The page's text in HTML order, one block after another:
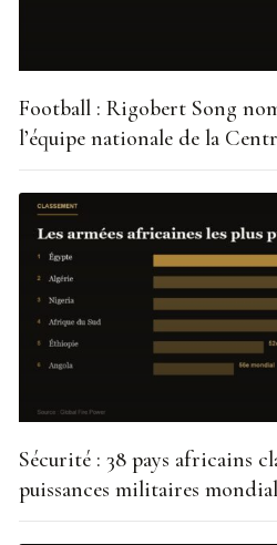
Football : Rigobert Song
l’équipe nationale de la
Sécurité : 38 pays africains
puissances militaires